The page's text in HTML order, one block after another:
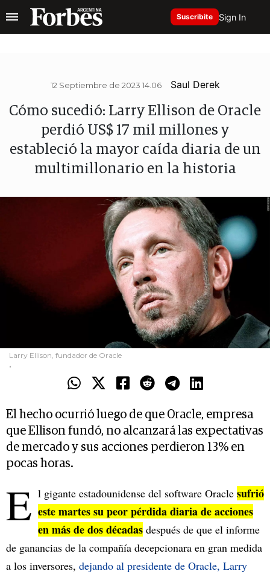
Suscribite Sign In
12 Septiembre de 2023 14.06 Saul Derek
Cómo sucedió: Larry Ellison de Oracle
perdió US$ 17 mil millones y
estableció la mayor caída diaria de un
multimillonario en la historia
Larry Ellison, fundador de Oracle
.
El hecho ocurrió luego de que Oracle, empresa
que Ellison fundó, no alcanzará las expectativas
de mercado y sus acciones perdieron 13% en
pocas horas.
E l gigante estadounidense del software Oracle sufrió
este martes su peor pérdida diaria de acciones
en más de dos décadas después de que el informe
de ganancias de la compañía decepcionara en gran medida
a los inversores, dejando al presidente de Oracle, Larry